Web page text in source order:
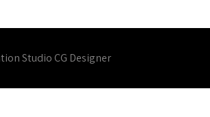
Studio CG Designer